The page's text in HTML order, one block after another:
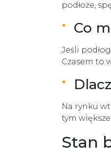
podłoże,
Co
Jeśli
Czasem to
Na rynku
tym
Stan